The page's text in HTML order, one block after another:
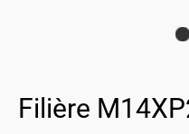
Filière